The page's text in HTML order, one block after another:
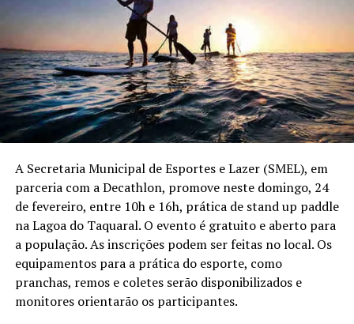
A Secretaria Municipal de Esportes e Lazer (SMEL), em
parceria com a Decathlon, promove neste domingo, 24
de fevereiro, entre 10h e 16h, prática de stand up paddle
na Lagoa do Taquaral. O evento é gratuito e aberto para
a população. As inscrições podem ser feitas no local. Os
equipamentos para a prática do esporte, como
pranchas, remos e coletes serão disponibilizados e
monitores orientarão os participantes.